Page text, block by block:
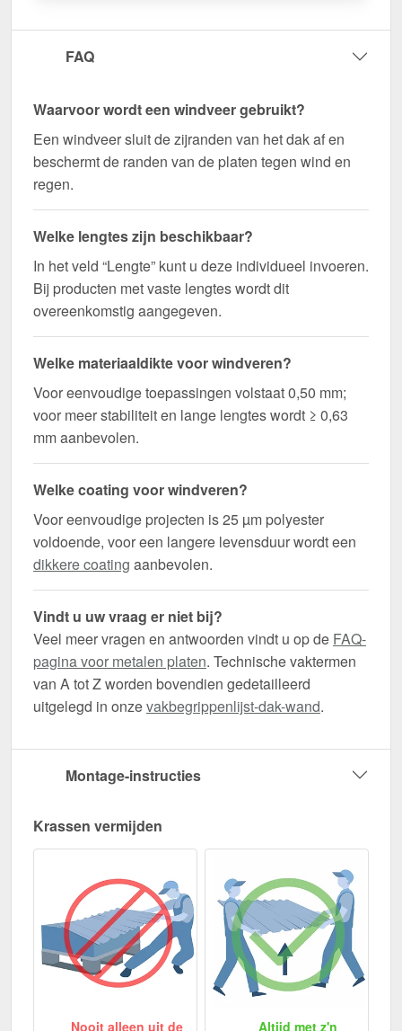
nu en profiteer van een snelle levering!
Wegens maatwerk / customisatie van herroepingsrecht uitgezonderd
FAQ
Waarvoor wordt een windveer gebruikt?
Een windveer sluit de zijranden van het dak af en
beschermt de randen van de platen tegen wind en
regen.
Welke lengtes zijn beschikbaar?
In het veld “Lengte” kunt u deze individueel invoeren.
Bij producten met vaste lengtes wordt dit
overeenkomstig aangegeven.
Welke materiaaldikte voor windveren?
Voor eenvoudige toepassingen volstaat 0,50 mm;
voor meer stabiliteit en lange lengtes wordt ≥ 0,63
mm aanbevolen.
Welke coating voor windveren?
Voor eenvoudige projecten is 25 µm polyester
voldoende, voor een langere levensduur wordt een
dikkere coating aanbevolen.
Vindt u uw vraag er niet bij?
Veel meer vragen en antwoorden vindt u op de FAQ-
pagina voor metalen platen. Technische vaktermen
van A tot Z worden bovendien gedetailleerd
uitgelegd in onzevakbegrippenlijst-dak-wand.
Montage-instructies
Krassen vermijden
Nooit alleen uit de
Altijd met z'n